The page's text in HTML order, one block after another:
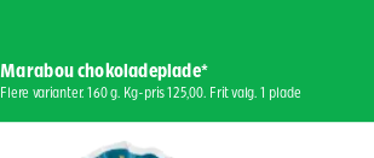
Marabou chokoladeplade*
Flere varianter. 160 g. Kg-pris 125,00. Frit valg. 1 plade